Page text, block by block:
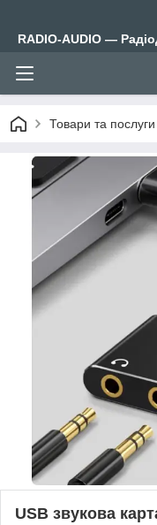
RADIO-AUDIO —
Товари та послуги
USB звукова